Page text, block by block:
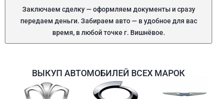
Заключаем сделку — оформляем документы и сразу
передаем деньги. Забираем авто — в удобное для вас
время, в любой точке г. Вишнёвое.
ВЫКУП АВТОМОБИЛЕЙ ВСЕХ МАРОК